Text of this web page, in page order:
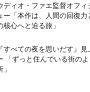
ディオ・ファエ監督オフィ
ー「本作は、人間の回復力
核心へと迫る旅」
『すべての夜を思いだす』見
「ずっと住んでいる街の
」